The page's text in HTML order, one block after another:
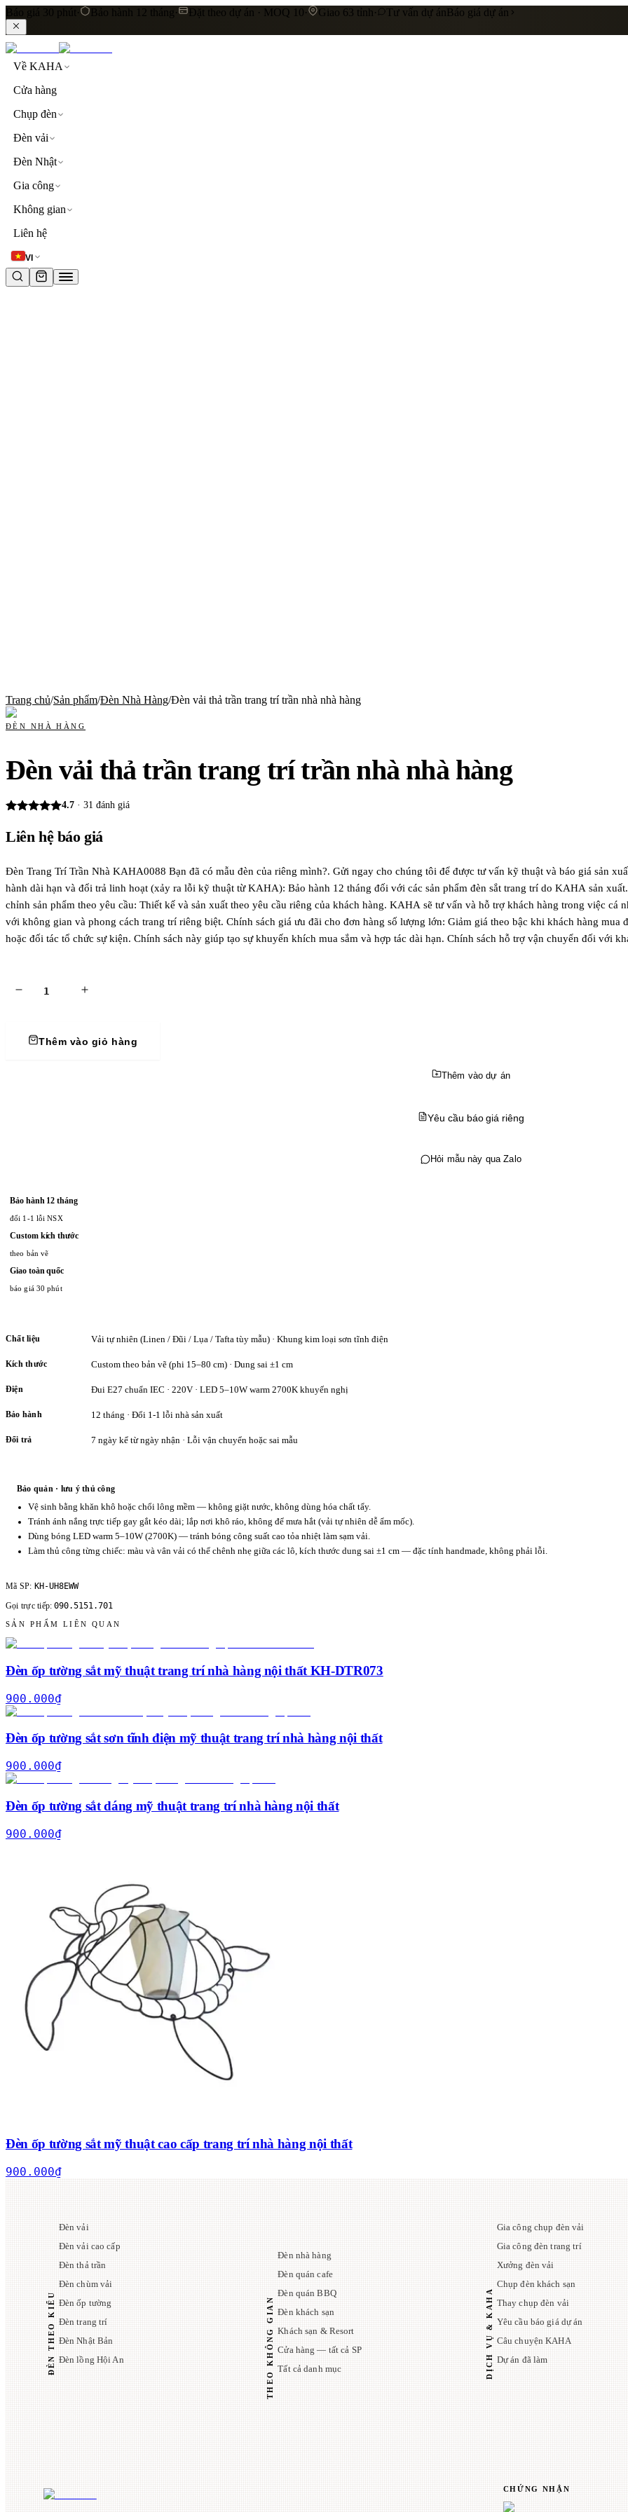
Báo giá 30 phút · Bảo hành 12 tháng · Đặt theo dự án · MOQ 10· Giao 63 tỉnh· Tư vấn dự ánBáo giá dự án
Về KAHA
Cửa hàng
Chụp đèn
Đèn vải
Đèn Nhật
Gia công
Không gian
Liên hệ
VI
LIÊN KẾT NHANH
đèn thả trần
Trang chủ/Sản phẩm/Đèn Nhà Hàng/Đèn vải thả trần trang trí trần nhà nhà hàng
ĐÈN NHÀ HÀNG
Đèn vải thả trần trang trí trần nhà nhà hàng
4.7 · 31 đánh giá
Liên hệ báo giá
Đèn Trang Trí Trần Nhà KAHA0088 Bạn đã có mẫu đèn của riêng mình?. Gửi ngay cho chúng tôi để được tư vấn kỹ thuật và báo giá sản
hành dài hạn và đổi trả linh hoạt (xảy ra lỗi kỹ thuật từ KAHA): Bảo hành 12 tháng đối với các sản phẩm đèn sắt trang trí do KAHA sản
chỉnh sản phẩm theo yêu cầu: Thiết kế và sản xuất theo yêu cầu riêng của khách hàng. KAHA sẽ tư vấn và hỗ trợ khách hàng trong việc cá
với không gian và phong cách trang trí riêng biệt. Chính sách giá ưu đãi cho đơn hàng số lượng lớn: Giảm giá theo bậc khi khách hàng
hoặc đối tác tổ chức sự kiện. Chính sách này giúp tạo sự khuyến khích mua sắm và hợp tác dài hạn. Chính sách hỗ trợ vận chuyển đối với
Thêm vào giỏ hàng
Thêm vào dự án
Yêu cầu báo giá riêng
Hỏi mẫu này qua Zalo
Bảo hành 12 tháng
đổi 1-1 lỗi NSX
Custom kích thước
theo bản vẽ
Giao toàn quốc
báo giá 30 phút
Chất liệu Vải tự nhiên (Linen / Đũi / Lụa / Tafta tùy mẫu) · Khung kim loại sơn tĩnh điện
Kích thước Custom theo bản vẽ (phi 15–80 cm) · Dung sai ±1 cm
Điện Đui E27 chuẩn IEC · 220V · LED 5–10W warm 2700K khuyến nghị
Bảo hành 12 tháng · Đổi 1-1 lỗi nhà sản xuất
Đổi trả 7 ngày kể từ ngày nhận · Lỗi vận chuyển hoặc sai mẫu
Bảo quản · lưu ý thủ công
Vệ sinh bằng khăn khô hoặc chổi lông mềm — không giặt nước, không dùng hóa chất tẩy.
Tránh ánh nắng trực tiếp gay gắt kéo dài; lắp nơi khô ráo, không để mưa hắt (vải tự nhiên dễ ẩm mốc).
Dùng bóng LED warm 5–10W (2700K) — tránh bóng công suất cao tỏa nhiệt làm sạm vải.
Làm thủ công từng chiếc: màu và vân vải có thể chênh nhẹ giữa các lô, kích thước dung sai ±1 cm — đặc tính handmade, không phải lỗi.
Mã SP: KH-UH8EWW
Gọi trực tiếp:090.5151.701
SẢN PHẨM LIÊN QUAN
Đèn ốp tường sắt mỹ thuật trang trí nhà hàng nội thất KH-DTR073
900.000₫
Đèn ốp tường sắt sơn tĩnh điện mỹ thuật trang trí nhà hàng nội thất
900.000₫
Đèn ốp tường sắt dáng mỹ thuật trang trí nhà hàng nội thất
900.000₫
Đèn ốp tường sắt mỹ thuật cao cấp trang trí nhà hàng nội thất
900.000₫
ĐÈN THEO KIỂU
Đèn vải
Đèn vải cao cấp
Đèn thả trần
Đèn chùm vải
Đèn ốp tường
Đèn trang trí
Đèn Nhật Bản
Đèn lồng Hội An
THEO KHÔNG GIAN
Đèn nhà hàng
Đèn quán cafe
Đèn quán BBQ
Đèn khách sạn
Khách sạn & Resort
Cửa hàng — tất cả SP
Tất cả danh mục
DỊCH VỤ & KAHA
Gia công chụp đèn vải
Gia công đèn trang trí
Xưởng đèn vải
Chụp đèn khách sạn
Thay chụp đèn vải
Yêu cầu báo giá dự án
Câu chuyện KAHA
Dự án đã làm
CHỨNG NHẬN